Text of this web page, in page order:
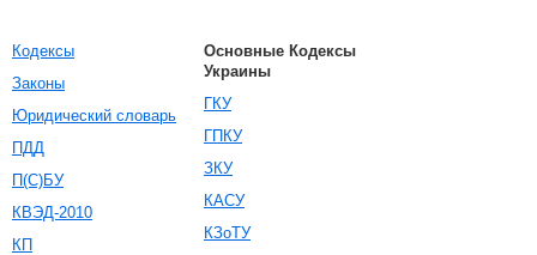
Кодексы
Законы
Юридический словарь
ПДД
П(С)БУ
КВЭД-2010
КП
Основные Кодексы
Украины
ГКУ
ГПКУ
ЗКУ
КАСУ
КЗоТУ